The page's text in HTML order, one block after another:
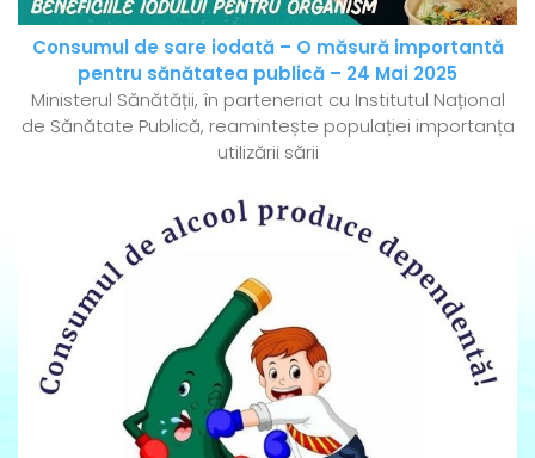
Consumul de sare iodată – O măsură importantă
pentru sănătatea publică – 24 Mai 2025
Ministerul Sănătății, în parteneriat cu Institutul Național
de Sănătate Publică, reamintește populației importanța
utilizării sării